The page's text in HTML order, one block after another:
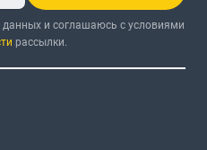
и соглашаюсь с условиями
рассылки.